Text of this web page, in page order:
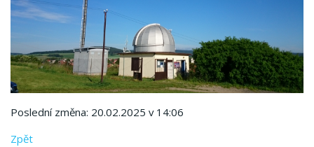
Poslední změna: 20.02.2025 v 14:06
Zpět